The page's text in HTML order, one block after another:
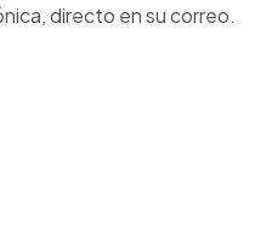
directo en su correo.